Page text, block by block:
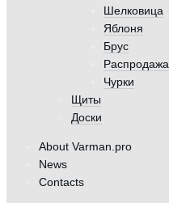
Шелковица
Яблоня
Брус
Распродажа
Чурки
Щиты
Доски
About Varman.pro
News
Contacts